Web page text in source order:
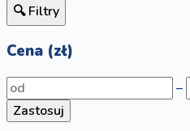
🔍 Filtry
Cena (zł)
–
Zastosuj